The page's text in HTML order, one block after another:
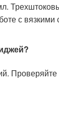
с вязкими